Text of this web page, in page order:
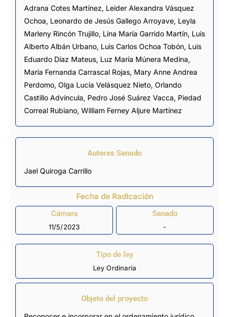
Adrana Cotes Martínez, Leider Alexandra Vásquez
Ochoa, Leonardo de Jesús Gallego Arroyave, Leyla
Marleny Rincón Trujillo, Lina María Garrido Martín, Luis
Alberto Albán Urbano, Luis Carlos Ochoa Tobón, Luis
Eduardo Díaz Mateus, Luz María Múnera Medina,
María Fernanda Carrascal Rojas, Mary Anne Andrea
Perdomo, Olga Lucía Velásquez Nieto, Orlando
Castillo Advíncula, Pedro José Suárez Vacca, Piedad
Correal Rubiano, William Ferney Aljure Martínez
Autores Senado
Jael Quiroga Carrillo
Fecha de Radicación
Cámara
11/5/2023
Senado
-
Tipo de ley
Ley Ordinaria
Objeto del proyecto